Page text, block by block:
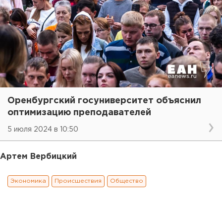
Оренбургский госуниверситет объяснил
оптимизацию преподавателей
5 июля 2024 в 10:50
Артем Вербицкий
Экономика Происшествия Общество